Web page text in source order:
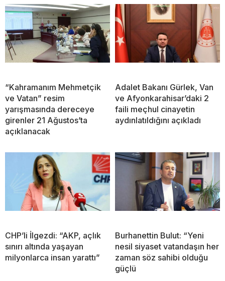
“Kahramanım Mehmetçik
ve Vatan” resim
yarışmasında dereceye
girenler 21 Ağustos’ta
açıklanacak
Adalet Bakanı Gürlek, Van
ve Afyonkarahisar’daki 2
faili meçhul cinayetin
aydınlatıldığını açıkladı
CHP’li İlgezdi: “AKP, açlık
sınırı altında yaşayan
milyonlarca insan yarattı”
Burhanettin Bulut: “Yeni
nesil siyaset vatandaşın her
zaman söz sahibi olduğu
güçlü